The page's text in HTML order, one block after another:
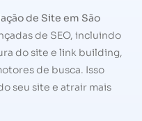
de Site em São
de SEO, incluindo
do site e link building,
de busca. Isso
seu site e atrair mais